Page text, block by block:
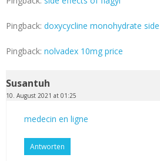
Pingback: doxycycline monohydrate
Pingback: nolvadex 10mg price
Susantuh
10. August 2021 at 01:25
medecin en ligne
Antworten